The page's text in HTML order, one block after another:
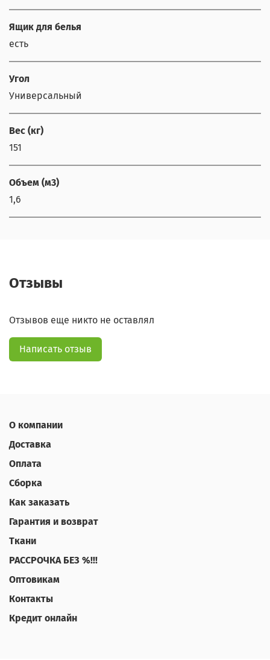
Ящик для белья
есть
Угол
Универсальный
Вес (кг)
151
Объем (м3)
1,6
Отзывы
Отзывов еще никто не оставлял
Написать отзыв
О компании
Доставка
Оплата
Сборка
Как заказать
Гарантия и возврат
Ткани
РАССРОЧКА БЕЗ %!!!
Оптовикам
Контакты
Кредит онлайн